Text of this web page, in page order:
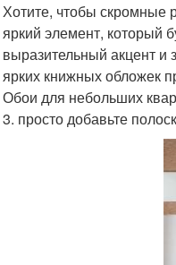
Хотите, чтобы скромные
яркий элемент, который
выразительный акцент и
ярких книжных обложек
Обои для небольших
3. просто добавьте